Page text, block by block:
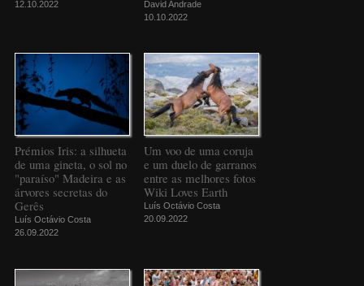
12.10.2022
David Andrade
10.10.2022
Prémios Iris: a silhueta
de uma gineta, o sol no
"paraíso" Madeira e as
árvores secretas do
Gerês
Luís Octávio Costa
26.09.2022
Um voo de uma coruja
e um duelo de garranos
entre as melhores fotos
Wiki Loves Earth
Luís Octávio Costa
20.09.2022